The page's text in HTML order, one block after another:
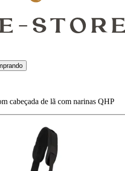
cabeçada de lã com narinas QHP